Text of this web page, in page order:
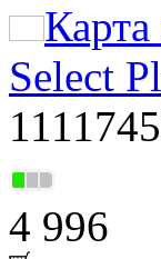
Select
4 996